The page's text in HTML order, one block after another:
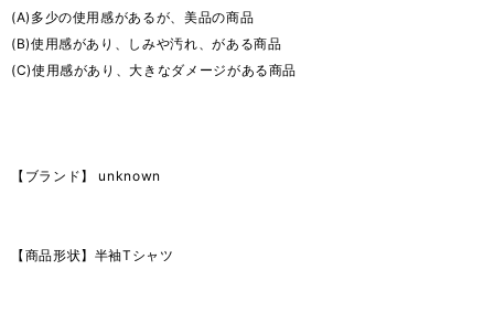
(A)多少の使用感があるが、美品の商品
(B)使用感があり、しみや汚れ、がある商品
(C)使用感があり、大きなダメージがある商品
【ブランド】 unknown
【商品形状】半袖Tシャツ